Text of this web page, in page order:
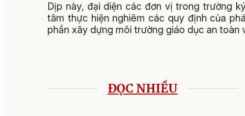
Dịp này, đại diện các đơn vị trong trường
tâm thực hiện nghiêm các quy định của
phần xây dựng môi trường giáo dục an toàn
ĐỌC NHIỀU